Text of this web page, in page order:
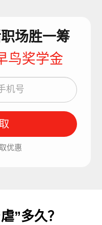
场胜一筹
鸟奖学金
优惠
”多久？